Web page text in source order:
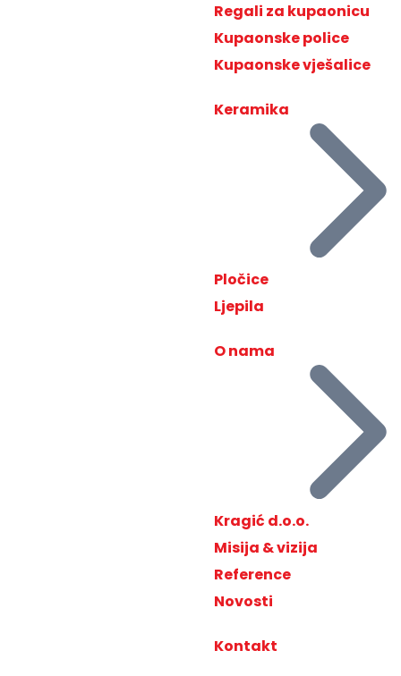
Regali za kupaonicu
Kupaonske police
Kupaonske vješalice
Keramika
Pločice
Ljepila
O nama
Kragić d.o.o.
Misija & vizija
Reference
Novosti
Kontakt